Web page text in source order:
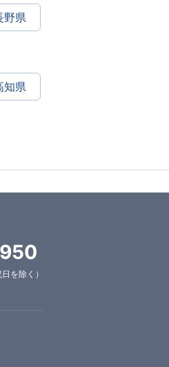
野県
知県
を除く）